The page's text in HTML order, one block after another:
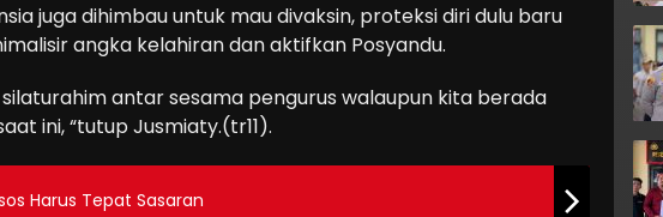
juga dihimbau untuk mau divaksin, proteksi diri dulu baru
angka kelahiran dan aktifkan Posyandu.
antar sesama pengurus walaupun kita berada
ini, “tutup Jusmiaty.(tr11).
Harus Tepat Sasaran